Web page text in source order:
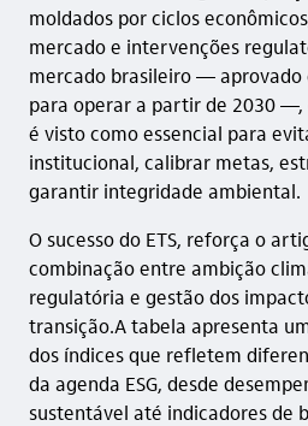
moldados por ciclos
mercado e intervenções
mercado brasileiro — aprovado
para operar a partir de 2030 —,
é visto como essencial para
institucional, calibrar metas,
garantir integridade ambiental.
O sucesso do ETS, reforça o
combinação entre ambição
regulatória e gestão dos
transição.A tabela apresenta
dos índices que refletem
da agenda ESG, desde
sustentável até indicadores de